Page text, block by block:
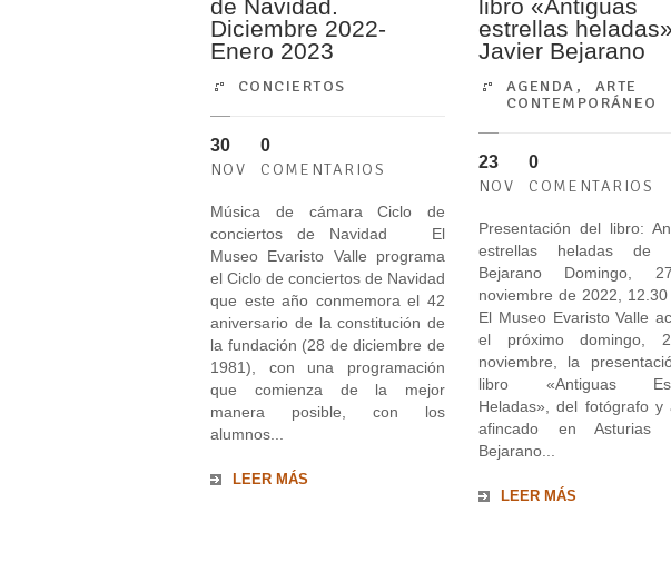
de Navidad.
Diciembre 2022-
Enero 2023
CONCIERTOS
30
NOV
0
COMENTARIOS
Música de cámara Ciclo de
conciertos de Navidad El
Museo Evaristo Valle programa
el Ciclo de conciertos de Navidad
que este año conmemora el 42
aniversario de la constitución de
la fundación (28 de diciembre de
1981), con una programación
que comienza de la mejor
manera posible, con los
alumnos...
LEER MÁS
libro «Antiguas
estrellas
Javier Bejarano
AGENDA , ARTE
CONTEMPORÁNEO
23
NOV
0
COMENTARIOS
Presentación del libro:
estrellas heladas de
Bejarano Domingo,
noviembre de 2022,
El Museo Evaristo Valle
el próximo domingo,
noviembre, la
libro «Antiguas
Heladas», del fotógrafo y
afincado en Asturias
Bejarano...
LEER MÁS